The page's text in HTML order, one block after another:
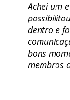
Achei um
dentro e
bons
membros